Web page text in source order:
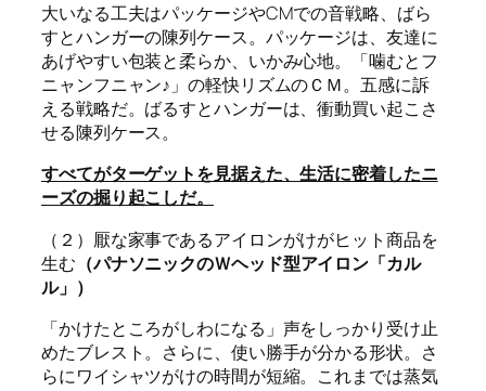
大いなる工夫はパッケージやCMでの音戦略、ばら
すとハンガーの陳列ケース。パッケージは、友達に
あげやすい包装と柔らか、いかみ心地。「噛むとフ
ニャンフニャン♪」の軽快リズムのＣＭ。五感に訴
える戦略だ。ばるすとハンガーは、衝動買い起こさ
せる陳列ケース。
すべてがターゲットを見据えた、生活に密着したニ
ーズの掘り起こしだ。
（２）厭な家事であるアイロンがけがヒット商品を
生む （パナソニックのＷヘッド型アイロン「カル
ル」）
「かけたところがしわになる」声をしっかり受け止
めたブレスト。さらに、使い勝手が分かる形状。さ
らにワイシャツがけの時間が短縮。これまでは蒸気